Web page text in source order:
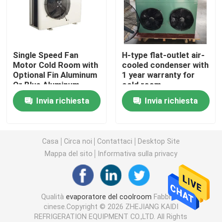
dispositivo di raffreddamento di aria della cella
Condensatore della cella frigorifera
Attrezzatura di refrigerazione della cella frigorifera
Unità di condensazione raffreddata ad acqua
Unità di condensazione del compressore
Condensatore raffreddato ad acqua
Single Speed Fan
Motor Cold Room with
Optional Fin Aluminum
Or Blue Aluminum
Invia richiesta
H-type flat-outlet air-
cooled condenser with
1 year warranty for
cold room
applications
Invia richiesta
Casa Circa noi Contattaci
Desktop Site
Mappa del sito
Informativa sulla privacy
Qualità evaporatore del coolroom Fabbrica
cinese.Copyright © 2026 ZHEJIANG KAIDI
REFRIGERATION EQUIPMENT CO.,LTD. All Rights